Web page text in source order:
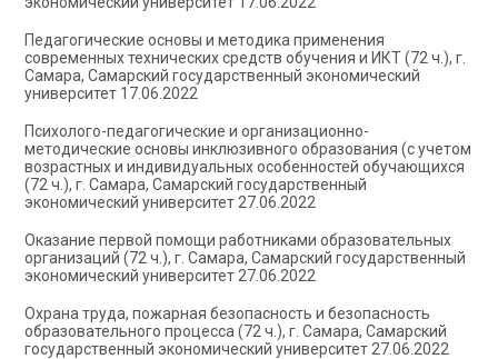
Педагогические основы и методика применения
современных технических средств обучения и ИКТ (72 ч.), г.
Самара, Самарский государственный экономический
университет 17.06.2022
Психолого-педагогические и организационно-
методические основы инклюзивного образования (с учетом
возрастных и индивидуальных особенностей обучающихся
(72 ч.), г. Самара, Самарский государственный
экономический университет 27.06.2022
Оказание первой помощи работниками образовательных
организаций (72 ч.), г. Самара, Самарский государственный
экономический университет 27.06.2022
Охрана труда, пожарная безопасность и безопасность
образовательного процесса (72 ч.), г. Самара, Самарский
государственный экономический университет 27.06.2022